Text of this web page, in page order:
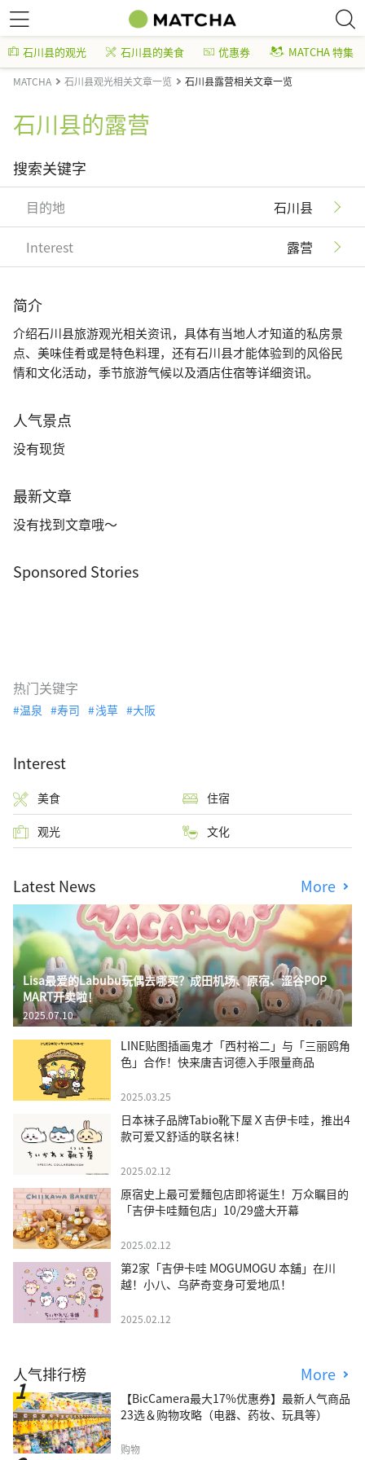
石川县的观光 石川县的美食 优惠券 MATCHA 特集
MATCHA 石川县观光相关文章一览 石川县露营相关文章一览
石川县的露营
搜索关键字
目的地 石川县
Interest 露营
简介
介绍石川县旅游观光相关资讯，具体有当地人才知道的私房景
点、美味佳肴或是特色料理，还有石川县才能体验到的风俗民
情和文化活动，季节旅游气候以及酒店住宿等详细资讯。
人气景点
没有现货
最新文章
没有找到文章哦～
Sponsored Stories
热门关键字
温泉 寿司 浅草 大阪
Interest
美食 住宿
观光 文化
Latest News More
Lisa最爱的Labubu玩偶去哪买？成田机场、原宿、涩谷POP
MART开卖啦！
2025.07.10
LINE贴图插画鬼才「西村裕二」与「三丽鸥角
色」合作！快来唐吉诃德入手限量商品
2025.03.25
日本袜子品牌Tabio靴下屋Ｘ吉伊卡哇，推出4
款可爱又舒适的联名袜！
2025.02.12
原宿史上最可爱麵包店即将诞生！万众瞩目的
「吉伊卡哇麵包店」10/29盛大开幕
2025.02.12
第2家「吉伊卡哇 MOGUMOGU 本舖」在川
越！小八、乌萨奇变身可爱地瓜！
2025.02.12
人气排行榜 More
【BicCamera最大17%优惠券】最新人气商品
23选＆购物攻略（电器、药妆、玩具等）
购物